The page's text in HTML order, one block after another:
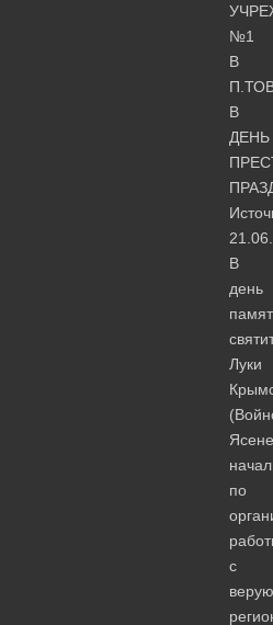
№1
В
В
ДЕНЬ
В
день
Луки
по
с